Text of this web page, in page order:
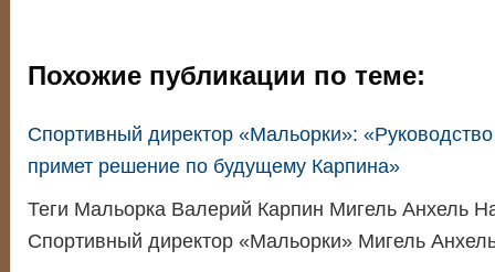
Похожие публикации по теме:
Спортивный директор «Мальорки»:
примет решение по будущему Карпина»
Теги Мальорка Валерий Карпин Мигель Анхель
Спортивный директор «Мальорки» Мигель